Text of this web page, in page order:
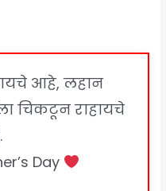
आहे, लहान
चिकटून राहायचे
Day